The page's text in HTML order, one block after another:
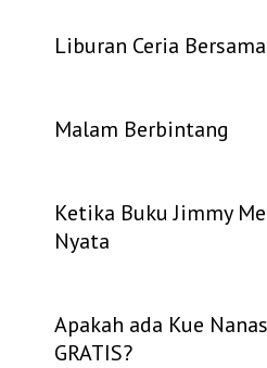
Liburan Ceria
Malam Berbintang
Ketika Buku Jimmy
Nyata
Apakah ada Kue
GRATIS?